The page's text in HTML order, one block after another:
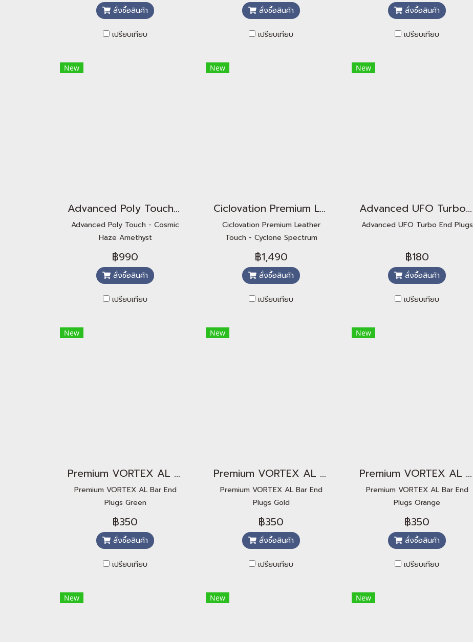
สั่งซื้อสินค้า
เปรียบเทียบ
สั่งซื้อสินค้า
เปรียบเทียบ
สั่งซื้อสินค้า
เปรียบเทียบ
New
Advanced Poly Touch - Cosmic Haze Amethyst
Advanced Poly Touch - Cosmic
Haze Amethyst
฿990
สั่งซื้อสินค้า
เปรียบเทียบ
New
Ciclovation Premium Leather Touch - Cyclone Spectrum
Ciclovation Premium Leather
Touch - Cyclone Spectrum
฿1,490
สั่งซื้อสินค้า
เปรียบเทียบ
New
Advanced UFO Turbo End Plugs
Advanced UFO Turbo End Plugs
฿180
สั่งซื้อสินค้า
เปรียบเทียบ
New
Premium VORTEX AL Bar End Plugs Green
Premium VORTEX AL Bar End
Plugs Green
฿350
สั่งซื้อสินค้า
เปรียบเทียบ
New
Premium VORTEX AL Bar End Plugs Gold
Premium VORTEX AL Bar End
Plugs Gold
฿350
สั่งซื้อสินค้า
เปรียบเทียบ
New
Premium VORTEX AL Bar End Plugs Orange
Premium VORTEX AL Bar End
Plugs Orange
฿350
สั่งซื้อสินค้า
เปรียบเทียบ
New New New